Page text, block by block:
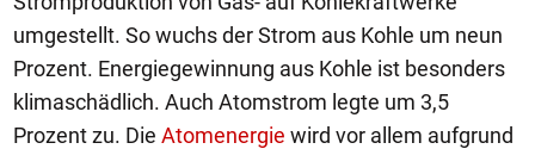
umgestellt. So wuchs der Strom aus Kohle um neun
Prozent. Energiegewinnung aus Kohle ist besonders
klimaschädlich. Auch Atomstrom legte um 3,5
Prozent zu. Die Atomenergie wird vor allem aufgrund